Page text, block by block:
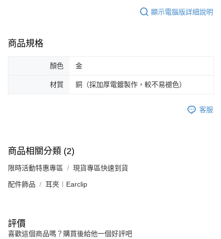
５．嚴禁一人註冊多個帳號或使用他人資訊註冊。若發現惡意使用之情形，
顯示電腦版詳細說明
商品規格
顏色 金
材質 銅（採加厚電鍍製作，較不易褪色）
客服
商品相關分類 (2)
限時活動特惠專區 現貨專區快速到貨
配件飾品 耳夾︱Earclip
評價
喜歡這個商品嗎？購買後給他一個好評吧